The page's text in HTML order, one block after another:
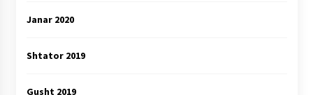
Janar 2020
Shtator 2019
Gusht 2019